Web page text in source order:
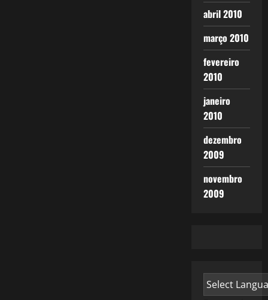
abril 2010
março 2010
fevereiro
2010
janeiro
2010
dezembro
2009
novembro
2009